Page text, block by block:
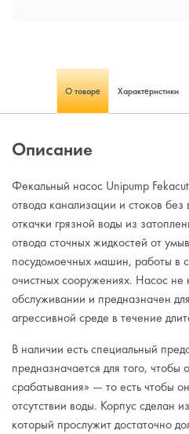
О товаре Характеристики
Описание
Фекальный насос Unipump
отвода канализации и стоков
откачки грязной воды из
отвода сточных жидкостей от
посудомоечных машин, работы в
очистных сооружениях. Насос не
обслуживании и предназначен
агрессивной среде в течение
В наличии есть специальный
предназначается для того, чтобы
срабатывания» — то есть чтобы
отсутствии воды. Корпус сделан
который прослужит достаточно